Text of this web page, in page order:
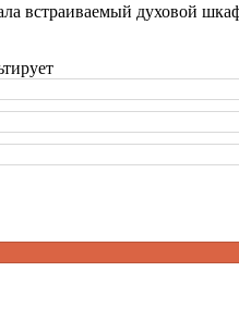
встраиваемый духовой